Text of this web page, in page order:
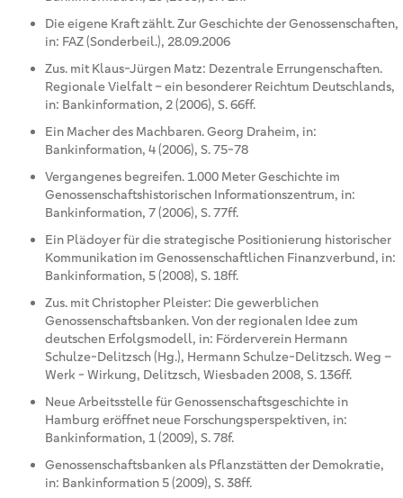
Die eigene Kraft zählt. Zur Geschichte der Genossenschaften,
in: FAZ (Sonderbeil.), 28.09.2006
Zus. mit Klaus-Jürgen Matz: Dezentrale Errungenschaften.
Regionale Vielfalt – ein besonderer Reichtum Deutschlands,
in: Bankinformation, 2 (2006), S. 66ff.
Ein Macher des Machbaren. Georg Draheim, in:
Bankinformation, 4 (2006), S. 75-78
Vergangenes begreifen. 1.000 Meter Geschichte im
Genossenschaftshistorischen Informationszentrum, in:
Bankinformation, 7 (2006), S. 77ff.
Ein Plädoyer für die strategische Positionierung historischer
Kommunikation im Genossenschaftlichen Finanzverbund, in:
Bankinformation, 5 (2008), S. 18ff.
Zus. mit Christopher Pleister: Die gewerblichen
Genossenschaftsbanken. Von der regionalen Idee zum
deutschen Erfolgsmodell, in: Förderverein Hermann
Schulze-Delitzsch (Hg.), Hermann Schulze-Delitzsch. Weg –
Werk - Wirkung, Delitzsch, Wiesbaden 2008, S. 136ff.
Neue Arbeitsstelle für Genossenschaftsgeschichte in
Hamburg eröffnet neue Forschungsperspektiven, in:
Bankinformation, 1 (2009), S. 78f.
Genossenschaftsbanken als Pflanzstätten der Demokratie,
in: Bankinformation 5 (2009), S. 38ff.